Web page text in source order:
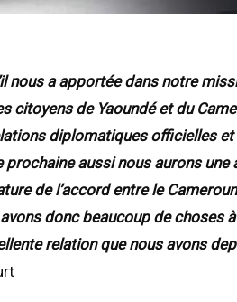
nous a apportée dans notre
citoyens de Yaoundé et du
diplomatiques officielles et
prochaine aussi nous aurons une
de l’accord entre le
donc beaucoup de choses
relation que nous avons